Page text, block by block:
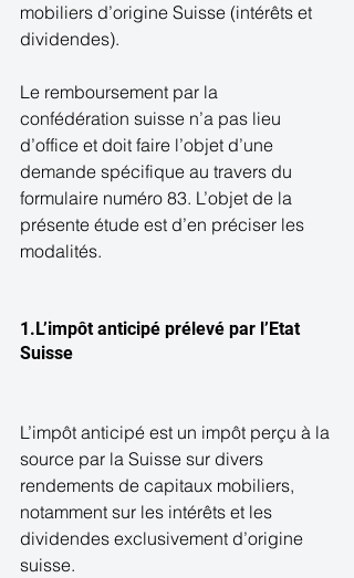
mobiliers d’origine Suisse (intérêts et
dividendes).
Le remboursement par la
confédération suisse n’a pas lieu
d’office et doit faire l’objet d’une
demande spécifique au travers du
formulaire numéro 83. L’objet de la
présente étude est d’en préciser les
modalités.
1.L’impôt anticipé prélevé par l’Etat
Suisse
L’impôt anticipé est un impôt perçu à la
source par la Suisse sur divers
rendements de capitaux mobiliers,
notamment sur les intérêts et les
dividendes exclusivement d’origine
suisse.